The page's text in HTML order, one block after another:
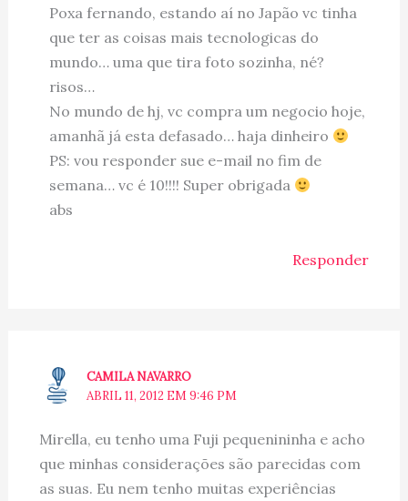
Poxa fernando, estando aí no Japão vc tinha
que ter as coisas mais tecnologicas do
mundo… uma que tira foto sozinha, né?
risos…
No mundo de hj, vc compra um negocio hoje,
amanhã já esta defasado… haja dinheiro
PS: vou responder sue e-mail no fim de
semana… vc é 10!!!! Super obrigada
abs
Responder
CAMILA NAVARRO
ABRIL 11, 2012 EM 9:46 PM
Mirella, eu tenho uma Fuji pequenininha e acho
que minhas considerações são parecidas com
as suas. Eu nem tenho muitas experiências